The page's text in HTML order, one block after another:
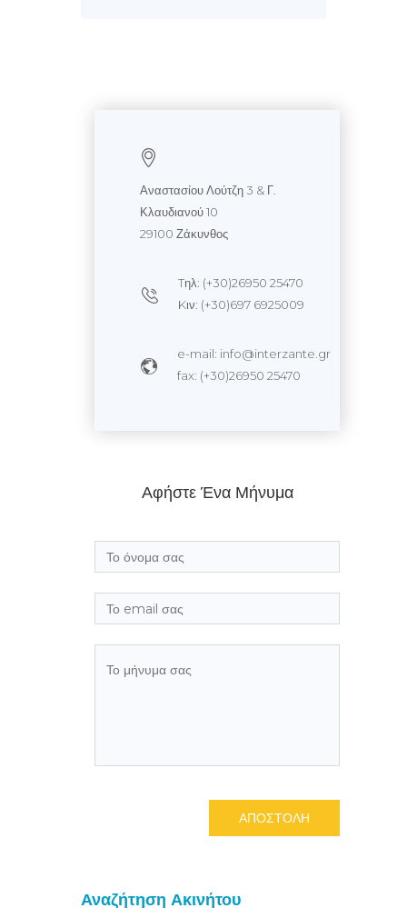
Αναστασίου Λούτζη 3 & Γ.
Κλαυδιανού 10
29100 Ζάκυνθος
Tηλ: (+30)26950 25470
Kιν: (+30)697 6925009
e-mail: info@interzante.gr
fax: (+30)26950 25470
Αφήστε Ένα Μήνυμα
ΑΠΟΣΤΟΛΗ
Αναζήτηση Ακινήτου